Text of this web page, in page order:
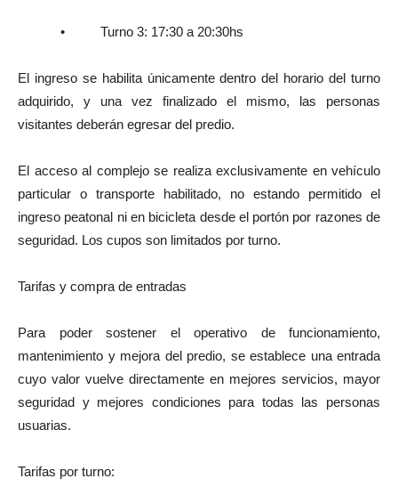
• Turno 3: 17:30 a 20:30hs
El ingreso se habilita únicamente dentro del horario del turno
adquirido, y una vez finalizado el mismo, las personas
visitantes deberán egresar del predio.
El acceso al complejo se realiza exclusivamente en vehículo
particular o transporte habilitado, no estando permitido el
ingreso peatonal ni en bicicleta desde el portón por razones de
seguridad. Los cupos son limitados por turno.
Tarifas y compra de entradas
Para poder sostener el operativo de funcionamiento,
mantenimiento y mejora del predio, se establece una entrada
cuyo valor vuelve directamente en mejores servicios, mayor
seguridad y mejores condiciones para todas las personas
usuarias.
Tarifas por turno: